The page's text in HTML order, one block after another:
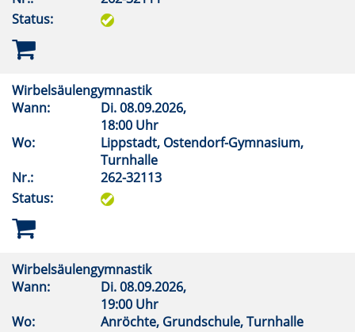
Status:
Wirbelsäulengymnastik
Wann:
Di.08.09.2026,
18:00 Uhr
Wo:
Lippstadt, Ostendorf-Gymnasium,
Turnhalle
Nr.:
262-32113
Status:
Wirbelsäulengymnastik
Wann:
Di.08.09.2026,
19:00 Uhr
Wo:
Anröchte, Grundschule, Turnhalle